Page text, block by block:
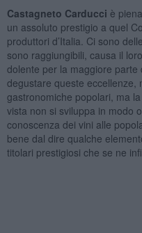
Castagneto Carducci è
un assoluto prestigio a quel
produttori d’Italia. Ci sono
sono raggiungibili, causa il
dolente per la maggiore
degustare queste eccellenze,
gastronomiche popolari, ma
vista non si sviluppa in modo
conoscenza dei vini alle
bene dal dire qualche
titolari prestigiosi che se ne